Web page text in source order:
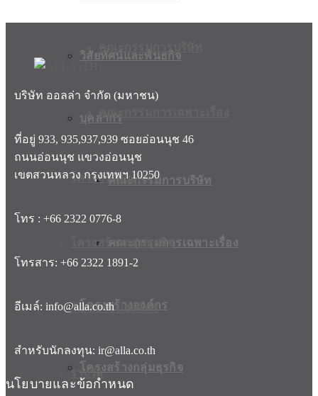
วิสัยทัศน์และพันธกิจ
บุคลากร
คณะกรรมการบริษัท
คณะกรรมการเฉพาะเรื่อง
โครงสร้างองค์กร
โครงสร้างกลุ่มธุรกิจ
โครงสร้างองค์กร
โครงสร้างกลุ่มธุรกิจ
วัฒนธรรมองค์กร
รางวัล
บริษัท ออลล่า จำกัด (มหาชน)
ที่อยู่ 933, 935,937,939 ซอยอ่อนนุช 46
ถนนอ่อนนุช แขวงอ่อนนุช
เขตสวนหลวง กรุงเทพฯ 10250
โทร : +66 2322 0776-8
โทรสาร: +66 2322 1891-2
อีเมล์: info@alla.co.th
สำหรับนักลงทุน: ir@alla.co.th
นโยบายและข้อกำหนด